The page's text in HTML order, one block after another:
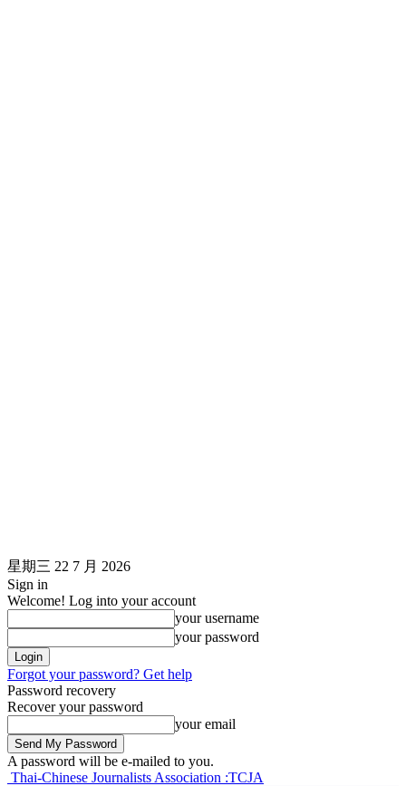
星期三 22 7 月 2026
Sign in
Welcome! Log into your account
your username
your password
Forgot your password? Get help
Password recovery
Recover your password
your email
A password will be e-mailed to you.
Thai-Chinese Journalists Association :TCJA